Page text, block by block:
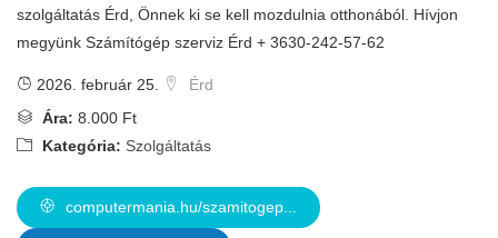
szolgáltatás Érd, Önnek ki se kell mozdulnia otthonából. Hívjon
megyünk Számítógép szerviz Érd + 3630-242-57-62
2026. február 25.
Érd
Ára: 8.000 Ft
Kategória: Szolgáltatás
computermania.hu/szamitogep...